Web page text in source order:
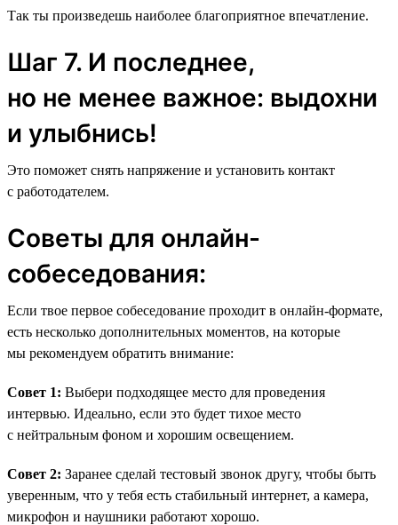
Так ты произведешь наиболее благоприятное впечатление.
Шаг 7. И последнее,
но не менее важное: выдохни
и улыбнись!
Это поможет снять напряжение и установить контакт
с работодателем.
Советы для онлайн-
собеседования:
Если твое первое собеседование проходит в онлайн-формате,
есть несколько дополнительных моментов, на которые
мы рекомендуем обратить внимание:
Совет 1: Выбери подходящее место для проведения
интервью. Идеально, если это будет тихое место
с нейтральным фоном и хорошим освещением.
Совет 2: Заранее сделай тестовый звонок другу, чтобы быть
уверенным, что у тебя есть стабильный интернет, а камера,
микрофон и наушники работают хорошо.